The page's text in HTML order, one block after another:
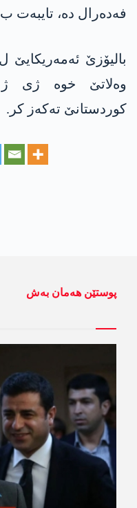
فەدەرال دە، تایبەت ب بودجەیا
بالیۆزێ ئه‌مه‌ریكایێ
وەلاتێ خوە ژی ژ
کوردستانێ ته‌كه‌ز كر.
پوستێن ھەمان بەش